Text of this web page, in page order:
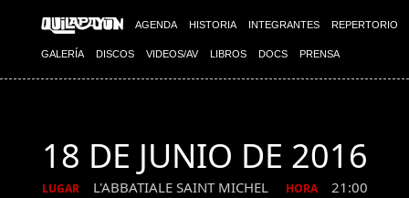
AGENDA HISTORIA INTEGRANTES REPERTORIO
GALERÍA DISCOS VIDEOS/AV LIBROS DOCS PRENSA
18 DE JUNIO DE 2016
LUGAR L'ABBATIALE SAINT MICHEL HORA 21:00